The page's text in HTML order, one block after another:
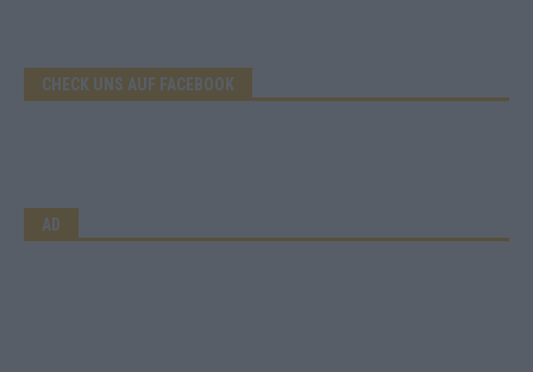
CHECK UNS AUF FACEBOOK
AD